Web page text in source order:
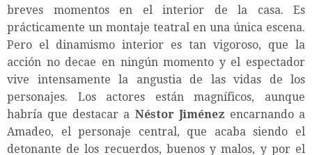
breves momentos en el interior de la casa. Es
prácticamente un montaje teatral en una única escena.
Pero el dinamismo interior es tan vigoroso, que la
acción no decae en ningún momento y el espectador
vive intensamente la angustia de las vidas de los
personajes. Los actores están magníficos, aunque
habría que destacar a Néstor Jiménez encarnando a
Amadeo, el personaje central, que acaba siendo el
detonante de los recuerdos, buenos y malos, y por el